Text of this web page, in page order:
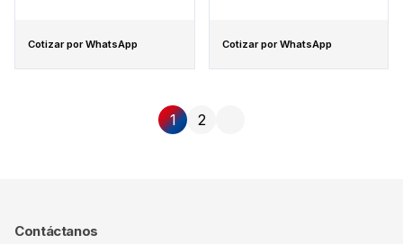
Cotizar por WhatsApp Cotizar por WhatsApp
1 2
Contáctanos